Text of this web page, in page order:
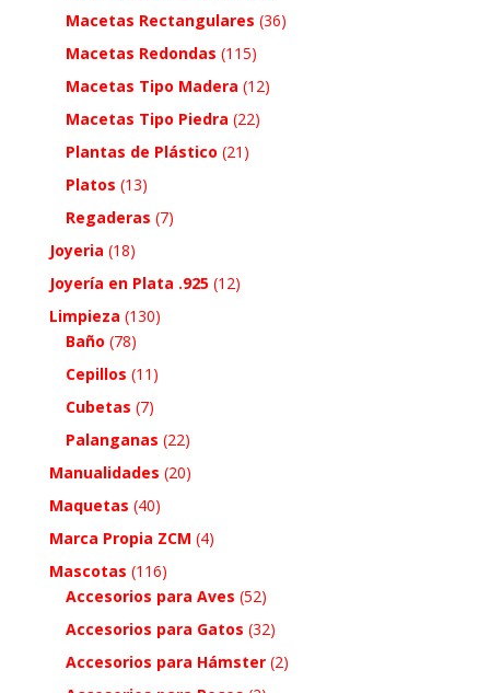
Macetas Rectangulares (36)
Macetas Redondas (115)
Macetas Tipo Madera (12)
Macetas Tipo Piedra (22)
Plantas de Plástico (21)
Platos (13)
Regaderas (7)
Joyeria (18)
Joyería en Plata .925 (12)
Limpieza (130)
Baño (78)
Cepillos (11)
Cubetas (7)
Palanganas (22)
Manualidades (20)
Maquetas (40)
Marca Propia ZCM (4)
Mascotas (116)
Accesorios para Aves (52)
Accesorios para Gatos (32)
Accesorios para Hámster (2)